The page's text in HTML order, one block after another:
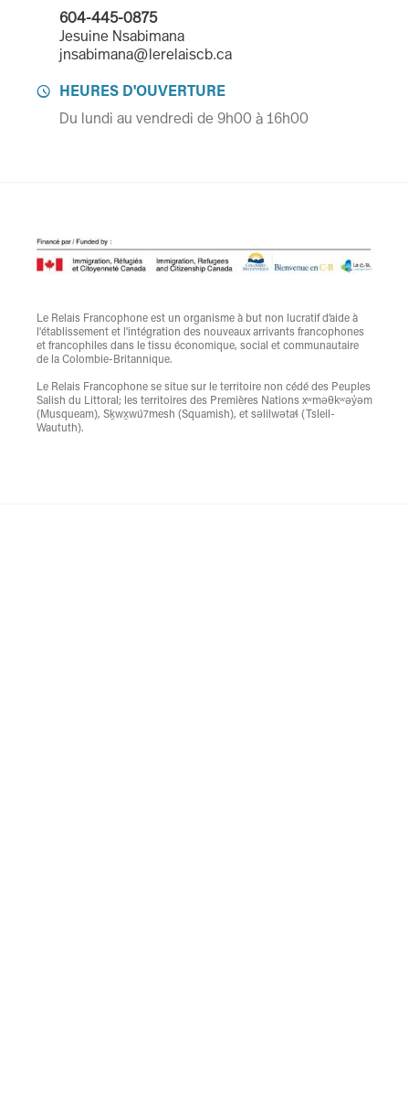
604-445-0875
Jesuine Nsabimana
jnsabimana@lerelaiscb.ca

HEURES D'OUVERTURE
Du lundi au vendredi de 9h00 à 16h00
Le Relais Francophone est un organisme à but non lucratif d’aide à
l'établissement et l'intégration des nouveaux arrivants francophones
et francophiles dans le tissu économique, social et communautaire
de la Colombie-Britannique.
Le Relais Francophone se situe sur le territoire non cédé des Peuples
Salish du Littoral; les territoires des Premières Nations xʷməθkʷəy̓əm
(Musqueam), Sḵwx̱wú7mesh (Squamish), et səlilwətaɬ (Tsleil-
Waututh).